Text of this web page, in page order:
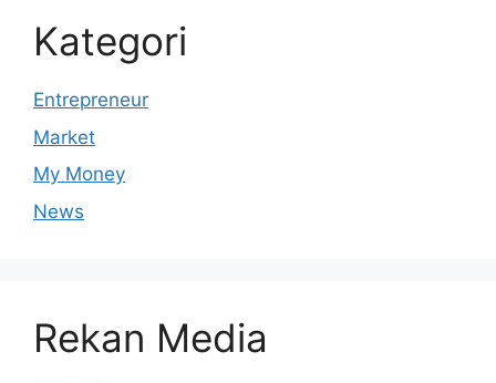
Kategori
Entrepreneur
Market
My Money
News
Rekan Media